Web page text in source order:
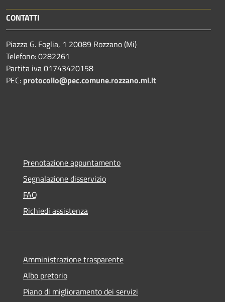
CONTATTI
Piazza G. Foglia, 1 20089 Rozzano (Mi)
Telefono: 0282261
Partita iva 01743420158
PEC: protocollo@pec.comune.rozzano.mi.it
Prenotazione appuntamento
Segnalazione disservizio
FAQ
Richiedi assistenza
Amministrazione trasparente
Albo pretorio
Piano di miglioramento dei servizi